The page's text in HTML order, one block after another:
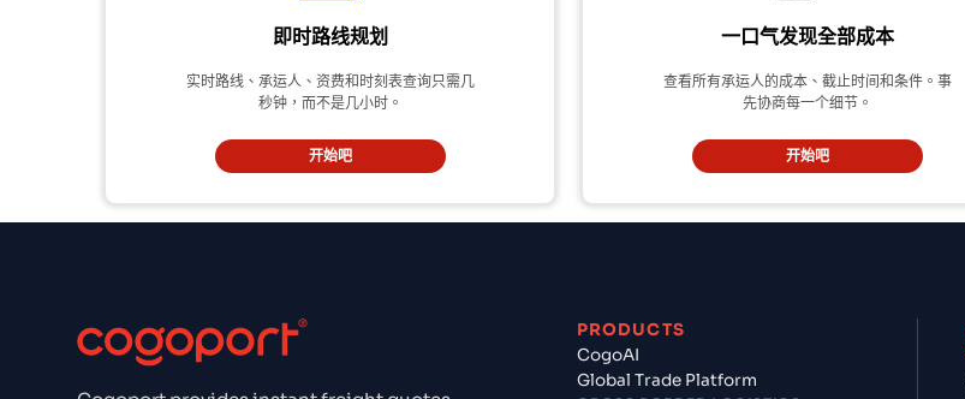
即时路线规划
实时路线、承运人、资费和时刻表查询只需几
秒钟，而不是几小时。
开始吧
一口气发现全部成本
查看所有承运人的成本、截止时间和条件。事
先协商每一个细节。
开始吧
PRODUCTS
CogoAI
Global Trade Platform